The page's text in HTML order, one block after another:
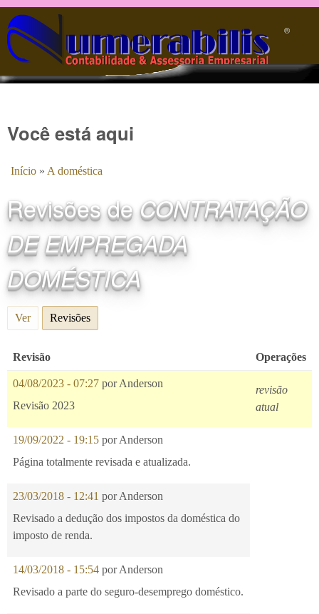
Pular para o conteúdo principal
®️
Você está aqui
Início » A doméstica
Revisões deCONTRATAÇÃO
DE EMPREGADA
DOMÉSTICA
Ver Revisões
Revisão Operações
04/08/2023 - 07:27 porAnderson
Revisão 2023
revisão
atual
19/09/2022 - 19:15 porAnderson
Página totalmente revisada e atualizada.
23/03/2018 - 12:41 porAnderson
Revisado a dedução dos impostos da doméstica do
imposto de renda.
14/03/2018 - 15:54 porAnderson
Revisado a parte do seguro-desemprego doméstico.